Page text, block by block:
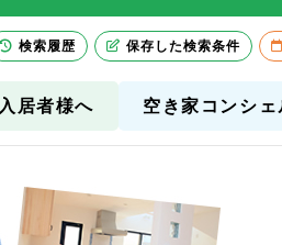
入居者様へ 空き家コンシェ
検索履歴 保存した検索条件